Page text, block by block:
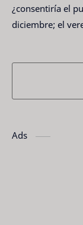
¿consentiría el
diciembre; el
Ads